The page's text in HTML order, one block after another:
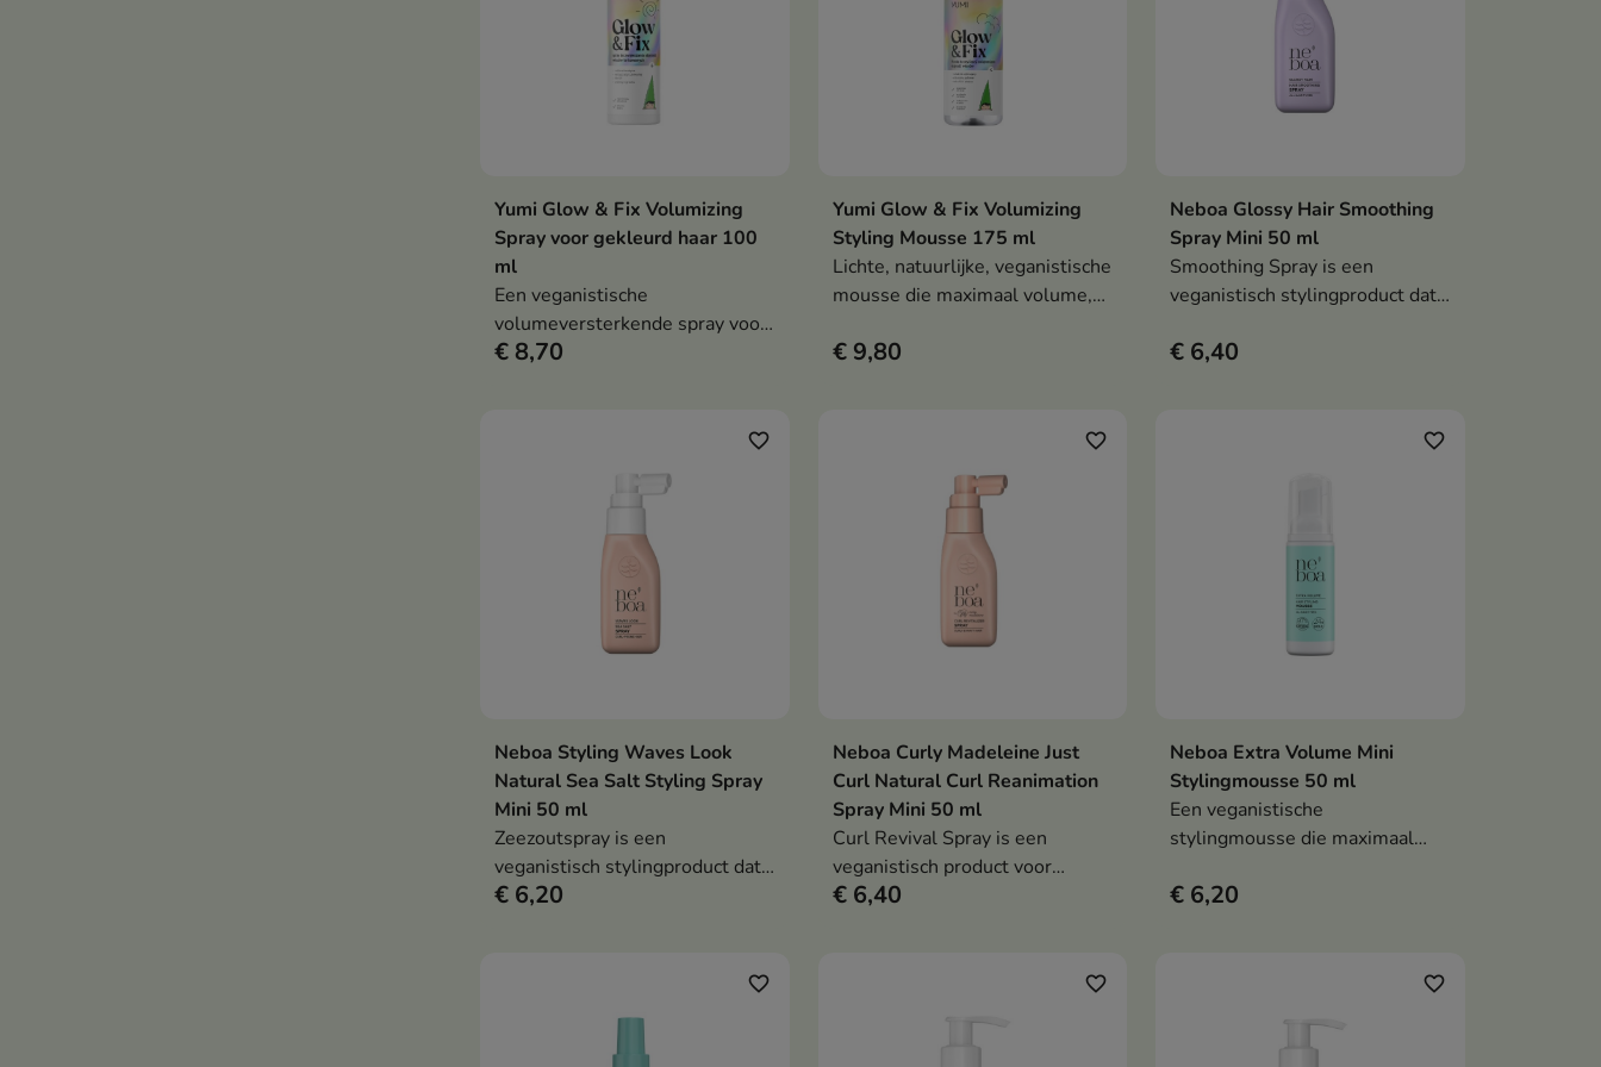
In winkelwagen
Yumi Glow & Fix Volumizing
Spray voor gekleurd haar 100
ml
Een veganistische
volumeversterkende spray voor
gekleurd haar die volume geeft
€ 8,70
In winkelwagen
Yumi Glow & Fix Volumizing
Styling Mousse 175 ml
Lichte, natuurlijke, veganistische
mousse die maximaal volume,
haar geeft - zonder het te
€ 9,80
In winkelwagen
Neboa Glossy Hair Smoothing
Spray Mini 50 ml
Smoothing Spray is een
veganistisch stylingproduct dat
het glad maakt en het
geactiveerd door de warmte van
€ 6,40
In winkelwagen
favorite_border
Neboa Styling Waves Look
Natural Sea Salt Styling Spray
Mini 50 ml
Zeezoutspray is een
veganistisch stylingproduct dat
de natuurlijke krul van je haar
€ 6,20
 In winkelwagen
favorite_border
Neboa Curly Madeleine Just
Curl Natural Curl Reanimation
Spray Mini 50 ml
Curl Revival Spray is een
veganistisch product voor
krullend en golvend haar dat
€ 6,40
 In winkelwagen
favorite_border
Neboa Extra Volume Mini
Stylingmousse 50 ml
Een veganistische
stylingmousse die maximaal
fixatie tot wel 24 uur biedt,
€ 6,20
favorite_border favorite_border favorite_border